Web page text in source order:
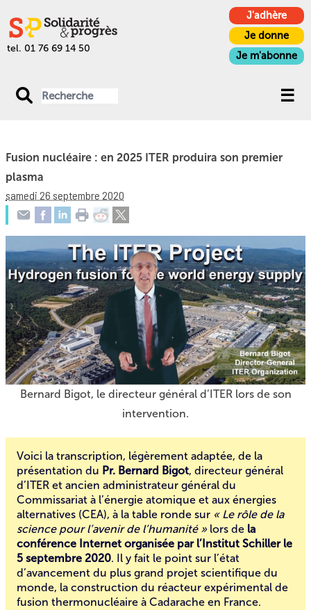
tel. 01 76 69 14 50
J'adhère
Je donne
Je m'abonne
Fusion nucléaire : en 2025 ITER produira son premier
plasma
samedi 26 septembre 2020
Bernard Bigot, le directeur général d’ITER lors de son
intervention.
Voici la transcription, légèrement adaptée, de la
présentation du Pr. Bernard Bigot, directeur général
d’ITER et ancien administrateur général du
Commissariat à l’énergie atomique et aux énergies
alternatives (CEA), à la table ronde sur « Le rôle de la
science pour l’avenir de l’humanité »lors de la
conférence Internet organisée par l’Institut Schiller le
5 septembre 2020. Il y fait le point sur l’état
d’avancement du plus grand projet scientifique du
monde, la construction du réacteur expérimental de
fusion thermonucléaire à Cadarache en France.